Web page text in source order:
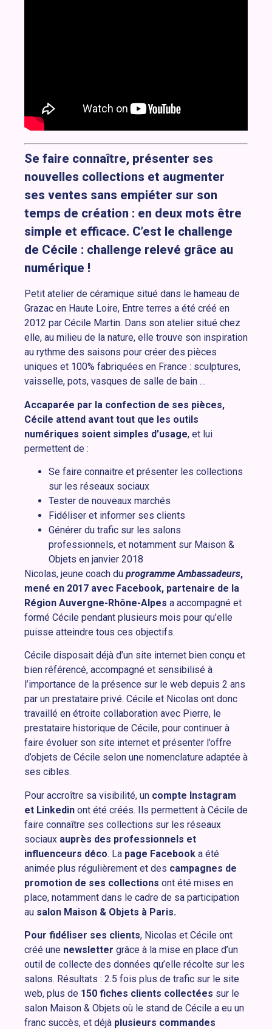
Se faire connaître, présenter ses
nouvelles collections et augmenter
ses ventes sans empiéter sur son
temps de création : en deux mots être
simple et efficace. C’est le challenge
de Cécile : challenge relevé grâce au
numérique !
Petit atelier de céramique situé dans le hameau de
Grazac en Haute Loire, Entre terres a été créé en
2012 par Cécile Martin. Dans son atelier situé chez
elle, au milieu de la nature, elle trouve son inspiration
au rythme des saisons pour créer des pièces
uniques et 100% fabriquées en France : sculptures,
vaisselle, pots, vasques de salle de bain …
Accaparée par la confection de ses pièces,
Cécile attend avant tout que les outils
numériques soient simples d’usage, et lui
permettent de :
Se faire connaitre et présenter les collections
sur les réseaux sociaux
Tester de nouveaux marchés
Fidéliser et informer ses clients
Générer du trafic sur les salons
professionnels, et notamment sur Maison &
Objets en janvier 2018
Nicolas, jeune coach du programme Ambassadeurs,
mené en 2017 avec Facebook, partenaire de la
Région Auvergne-Rhône-Alpes a accompagné et
formé Cécile pendant plusieurs mois pour qu’elle
puisse atteindre tous ces objectifs.
Cécile disposait déjà d’un site internet bien conçu et
bien référencé, accompagné et sensibilisé à
l’importance de la présence sur le web depuis 2 ans
par un prestataire privé. Cécile et Nicolas ont donc
travaillé en étroite collaboration avec Pierre, le
prestataire historique de Cécile, pour continuer à
faire évoluer son site internet et présenter l’offre
d’objets de Cécile selon une nomenclature adaptée à
ses cibles.
Pour accroître sa visibilité, un compte Instagram
et Linkedin ont été créés. Ils permettent à Cécile de
faire connaître ses collections sur les réseaux
sociaux auprès des professionnels et
influenceurs déco. La page Facebook a été
animée plus régulièrement et des campagnes de
promotion de ses collections ont été mises en
place, notamment dans le cadre de sa participation
au salon Maison & Objets à Paris.
Pour fidéliser ses clients, Nicolas et Cécile ont
créé une newsletter grâce à la mise en place d’un
outil de collecte des données qu’elle récolte sur les
salons. Résultats : 2.5 fois plus de trafic sur le site
web, plus de 150 fiches clients collectées sur le
salon Maison & Objets où le stand de Cécile a eu un
franc succès, et déjà plusieurs commandes